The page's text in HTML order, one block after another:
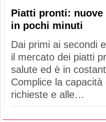
Piatti pronti:
in pochi minuti
Dai primi ai secondi
il mercato dei piatti
salute ed è in
Complice la
richieste e alle…